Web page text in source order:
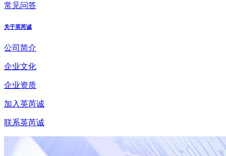
常见问答
关于英芮诚
公司简介
企业文化
企业资质
加入英芮诚
联系英芮诚